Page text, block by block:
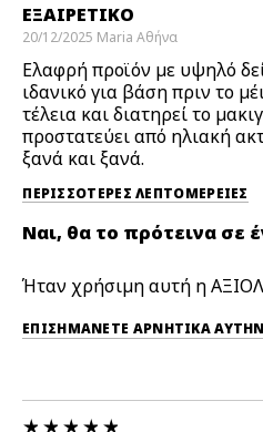
ΕΞΑΙΡΕΤΙΚΌ
20/12/2025 Maria Αθήνα
Ελαφρή προϊόν με υψηλό
ιδανικό για βάση πριν το
τέλεια και διατηρεί το
προστατεύει από ηλιακή
ξανά και ξανά.
ΠΕΡΙΣΣΌΤΕΡΕΣ ΛΕΠΤΟΜΈΡΕΙΕΣ
Ναι, θα το πρότεινα σε
Ήταν χρήσιμη αυτή η